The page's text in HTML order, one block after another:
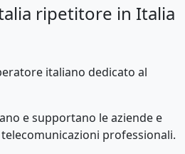
ripetitore in Italia
italiano dedicato al
e supportano le aziende e
telecomunicazioni professionali.